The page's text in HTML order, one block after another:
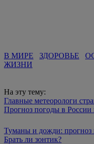
В МИРЕ ЗДОРОВЬЕ
ЖИЗНИ
На эту тему:
Главные метеорологи
Прогноз погоды в России
Туманы и дожди: прогноз
Брать ли зонтик?